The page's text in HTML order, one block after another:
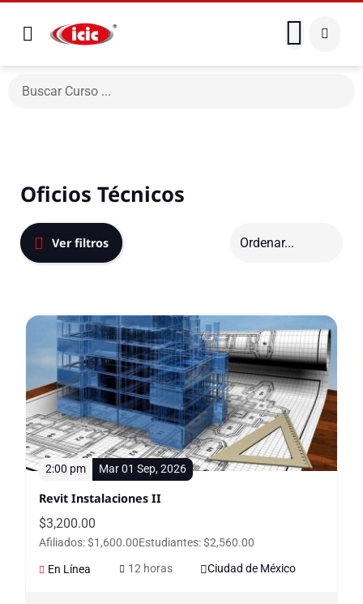
Oficios Técnicos
Ver filtros
2:00 pm Mar 01 Sep, 2026
Revit Instalaciones II
$3,200.00
Afiliados: $1,600.00Estudiantes: $2,560.00
En Línea
12 horas Ciudad de México